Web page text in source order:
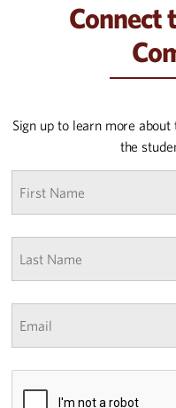
Connect
Sign up to learn more
the